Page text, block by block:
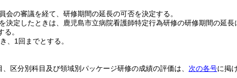
会の審議を経て、研修期間の延長の可否を決定する。
決定したときは、鹿児島市立病院看護師特定行為研修の研修期間の延
。
、1回までとする。
区分別科目及び領域別パッケージ研修の成績の評価は、 次の各号に掲